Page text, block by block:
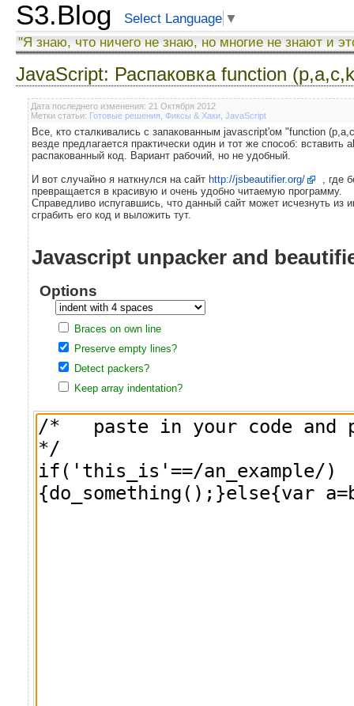
S3.Blog Select Language ▼
"Я знаю, что ничего не знаю, но многие не знают и
JavaScript: Распаковка function
Дата последнего изменения: 21 Октября 2012
Метки статьи: Готовые решения Фиксы & Хаки JavaScript
Все, кто сталкивались с запакованным javascript'ом "function
везде предлагается практически один и тот же способ: вставить
распакованный код. Вариант рабочий, но не удобный.
И вот случайно я наткнулся на сайт http://jsbeautifier.org/
, где
превращается в красивую и очень удобно читаемую программу.
Справедливо испугавшись, что данный сайт может исчезнуть из
сграбить его код и выложить тут.
Javascript unpacker and
Options
Braces on own line
Preserve empty lines?
Detect packers?
Keep array indentation?